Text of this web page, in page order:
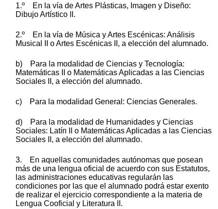
1.º En la vía de Artes Plásticas, Imagen y Diseño:
Dibujo Artístico II.
2.º En la vía de Música y Artes Escénicas: Análisis
Musical II o Artes Escénicas II, a elección del alumnado.
b) Para la modalidad de Ciencias y Tecnología:
Matemáticas II o Matemáticas Aplicadas a las Ciencias
Sociales II, a elección del alumnado.
c) Para la modalidad General: Ciencias Generales.
d) Para la modalidad de Humanidades y Ciencias
Sociales: Latín II o Matemáticas Aplicadas a las Ciencias
Sociales II, a elección del alumnado.
3. En aquellas comunidades autónomas que posean
más de una lengua oficial de acuerdo con sus Estatutos,
las administraciones educativas regularán las
condiciones por las que el alumnado podrá estar exento
de realizar el ejercicio correspondiente a la materia de
Lengua Cooficial y Literatura II.